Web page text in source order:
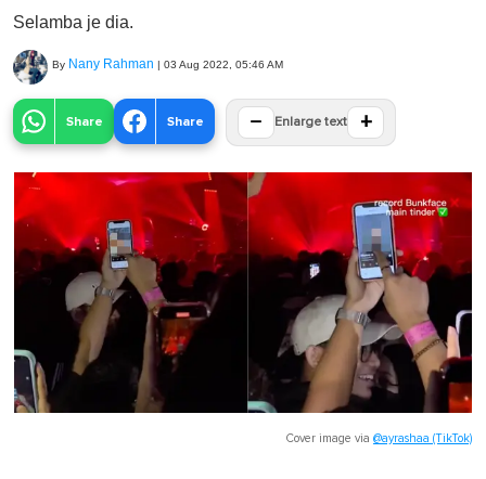
Selamba je dia.
By Nany Rahman | 03 Aug 2022, 05:46 AM
Share Share − Enlarge text +
Cover image via @ayrashaa (TikTok)